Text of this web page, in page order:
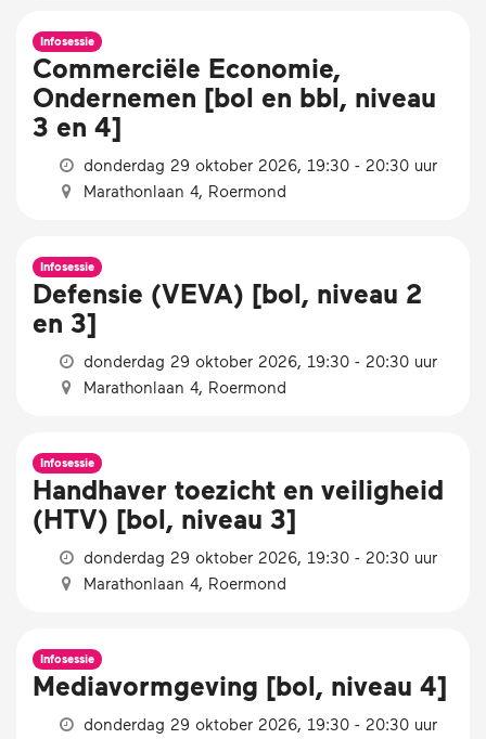
Infosessie
Commerciële Economie,
Ondernemen [bol en bbl, niveau
3 en 4]
donderdag 29 oktober 2026, 19:30 - 20:30 uur
Marathonlaan 4, Roermond
Infosessie
Defensie (VEVA) [bol, niveau 2
en 3]
donderdag 29 oktober 2026, 19:30 - 20:30 uur
Marathonlaan 4, Roermond
Infosessie
Handhaver toezicht en veiligheid
(HTV) [bol, niveau 3]
donderdag 29 oktober 2026, 19:30 - 20:30 uur
Marathonlaan 4, Roermond
Infosessie
Mediavormgeving [bol, niveau 4]
donderdag 29 oktober 2026, 19:30 - 20:30 uur